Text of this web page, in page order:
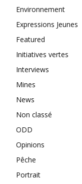
Environnement
Expressions Jeunes
Featured
Initiatives vertes
Interviews
Mines
News
Non classé
ODD
Opinions
Pêche
Portrait